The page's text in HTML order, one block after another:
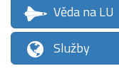
Věda na LU
Služby